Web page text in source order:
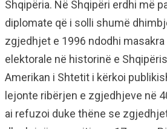
Shqipëria. Në Shqipëri erdhi më
diplomate që i solli shumë
zgjedhjet e 1996 ndodhi
elektorale në historinë e
Amerikan i Shtetit i kërkoi
lejonte ribërjen e zgjedhjeve në
ai refuzoi duke thëne se